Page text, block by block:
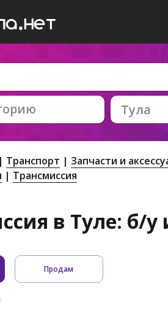
Тула
Транспорт
Запчасти и
Трансмиссия
в Туле: б/
Продам